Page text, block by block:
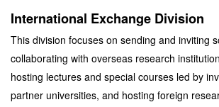
International Exchange Division
This division focuses on sending and inviting
collaborating with overseas research
hosting lectures and special courses led by
partner universities, and hosting foreign